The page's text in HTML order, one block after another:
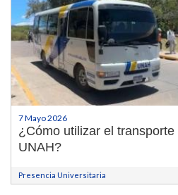
7 Mayo 2026
¿Cómo utilizar el
UNAH?
Presencia Universitaria